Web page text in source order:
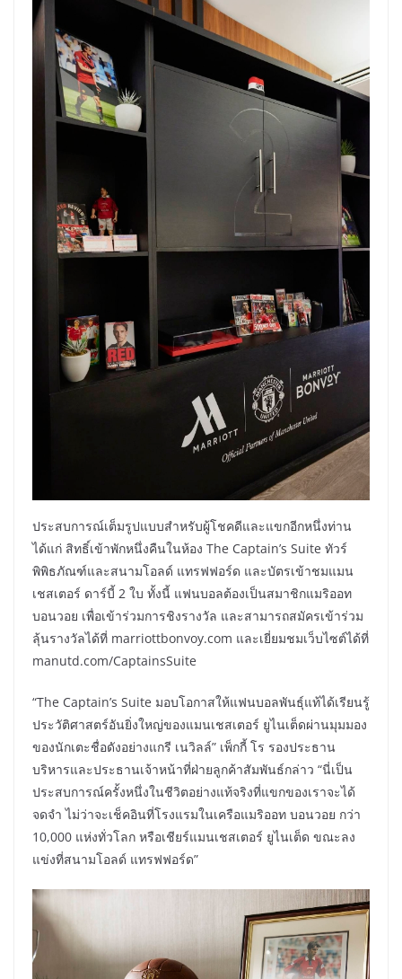
ประสบการณ์เต็มรูปแบบสำหรับผู้โชคดีและแขกอีกหนึ่งท่าน
ได้แก่ สิทธิ์เข้าพักหนึ่งคืนในห้อง The Captain’s Suite ทัวร์
พิพิธภัณฑ์และสนามโอลด์ แทรฟฟอร์ด และบัตรเข้าชมแมน
เชสเตอร์ ดาร์บี้ 2 ใบ ทั้งนี้ แฟนบอลต้องเป็นสมาชิกแมริออท
บอนวอย เพื่อเข้าร่วมการชิงรางวัล และสามารถสมัครเข้าร่วม
ลุ้นรางวัลได้ที่ marriottbonvoy.com และเยี่ยมชมเว็บไซต์ได้ที่
manutd.com/CaptainsSuite
“The Captain’s Suite มอบโอกาสให้แฟนบอลพันธุ์แท้ได้เรียนรู้
ประวัติศาสตร์อันยิ่งใหญ่ของแมนเชสเตอร์ ยูไนเต็ดผ่านมุมมอง
ของนักเตะชื่อดังอย่างแกรี เนวิลล์” เพ็กกี้ โร รองประธาน
บริหารและประธานเจ้าหน้าที่ฝ่ายลูกค้าสัมพันธ์กล่าว “นี่เป็น
ประสบการณ์ครั้งหนึ่งในชีวิตอย่างแท้จริงที่แขกของเราจะได้
จดจำ ไม่ว่าจะเช็คอินที่โรงแรมในเครือแมริออท บอนวอย กว่า
10,000 แห่งทั่วโลก หรือเชียร์แมนเชสเตอร์ ยูไนเต็ด ขณะลง
แข่งที่สนามโอลด์ แทรฟฟอร์ด”